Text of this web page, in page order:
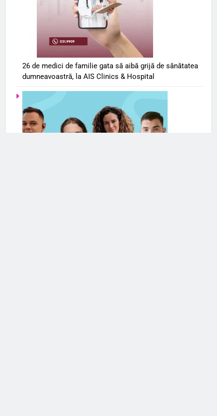
26 de medici de familie gata să aibă grijă de sănătatea
dumneavoastră, la AIS Clinics & Hospital